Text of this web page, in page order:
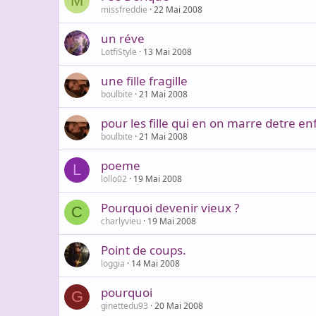
missfreddie 22 Mai 2008
un réve
LotfiStyle 13 Mai 2008
une fille fragille
boulbite 21 Mai 2008
pour les fille qui en on marre detre
boulbite 21 Mai 2008
L poeme
lollo02 19 Mai 2008
C Pourquoi devenir vieux ?
charlyvieu 19 Mai 2008
Point de coups.
loggia 14 Mai 2008
G pourquoi
ginettedu93 20 Mai 2008